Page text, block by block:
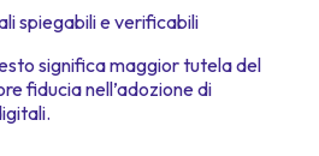
spiegabili e verificabili
significa maggior tutela del
fiducia nell’adozione di